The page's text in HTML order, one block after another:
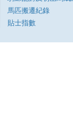
馬匹搬遷紀錄
貼士指數